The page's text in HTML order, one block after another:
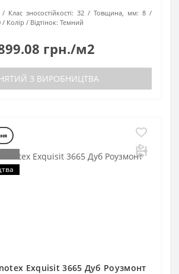
Клас зносостійкості: 32 Товщина, мм: 8
Колір / Відтінок: Темний
грн./м2
З ВИРОБНИЦТВА
Exquisit 3665 Дуб Роузмонт